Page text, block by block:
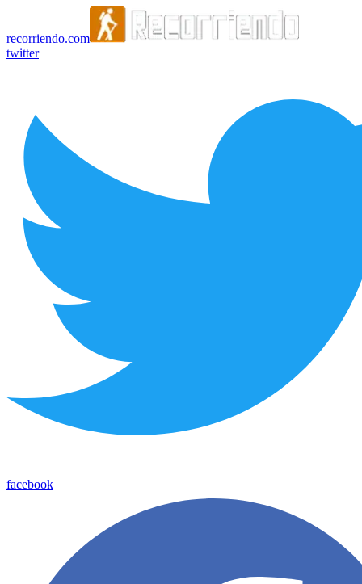
recorriendo.com
twitter
facebook